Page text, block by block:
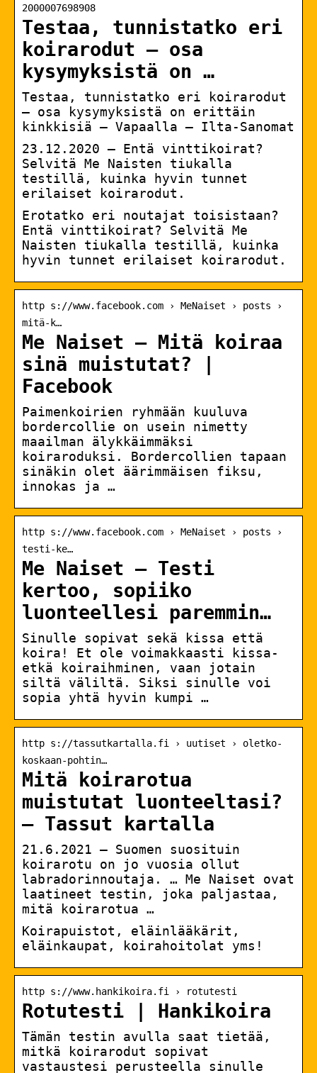
2000007698908
Testaa, tunnistatko eri
koirarodut – osa
kysymyksistä on …
Testaa, tunnistatko eri koirarodut
– osa kysymyksistä on erittäin
kinkkisiä – Vapaalla – Ilta-Sanomat
23.12.2020 — Entä vinttikoirat?
Selvitä Me Naisten tiukalla
testillä, kuinka hyvin tunnet
erilaiset koirarodut.
Erotatko eri noutajat toisistaan?
Entä vinttikoirat? Selvitä Me
Naisten tiukalla testillä, kuinka
hyvin tunnet erilaiset koirarodut.
http s://www.facebook.com › MeNaiset › posts ›
mitä-k…
Me Naiset – Mitä koiraa
sinä muistutat? |
Facebook
Paimenkoirien ryhmään kuuluva
bordercollie on usein nimetty
maailman älykkäimmäksi
koiraroduksi. Bordercollien tapaan
sinäkin olet äärimmäisen fiksu,
innokas ja …
http s://www.facebook.com › MeNaiset › posts ›
testi-ke…
Me Naiset – Testi
kertoo, sopiiko
luonteellesi paremmin…
Sinulle sopivat sekä kissa että
koira! Et ole voimakkaasti kissa-
etkä koiraihminen, vaan jotain
siltä väliltä. Siksi sinulle voi
sopia yhtä hyvin kumpi …
http s://tassutkartalla.fi › uutiset › oletko-
koskaan-pohtin…
Mitä koirarotua
muistutat luonteeltasi?
– Tassut kartalla
21.6.2021 — Suomen suosituin
koirarotu on jo vuosia ollut
labradorinnoutaja. … Me Naiset ovat
laatineet testin, joka paljastaa,
mitä koirarotua …
Koirapuistot, eläinlääkärit,
eläinkaupat, koirahoitolat yms!
http s://www.hankikoira.fi › rotutesti
Rotutesti | Hankikoira
Tämän testin avulla saat tietää,
mitkä koirarodut sopivat
vastaustesi perusteella sinulle